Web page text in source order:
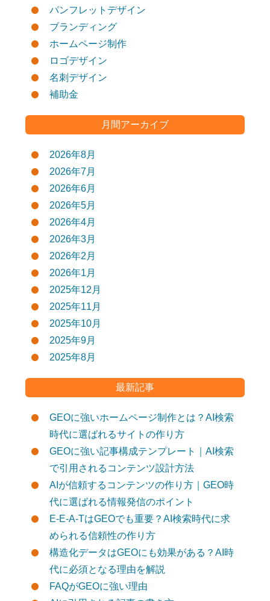
パンフレットデザイン
ブランディング
ホームページ制作
ロゴデザイン
名刺デザイン
補助金
月間アーカイブ
2026年8月
2026年7月
2026年6月
2026年5月
2026年4月
2026年3月
2026年2月
2026年1月
2025年12月
2025年11月
2025年10月
2025年9月
2025年8月
最新記事
GEOに強いホームページ制作とは？AI検索
時代に選ばれるサイトの作り方
GEOに強い記事構成テンプレート｜AI検索
で引用されるコンテンツ設計方法
AIが信頼するコンテンツの作り方｜GEO時
代に選ばれる情報発信のポイント
E-E-A-TはGEOでも重要？AI検索時代に求
められる信頼性の作り方
構造化データはGEOにも効果がある？AI時
代に必須となる理由を解説
FAQがGEOに強い理由